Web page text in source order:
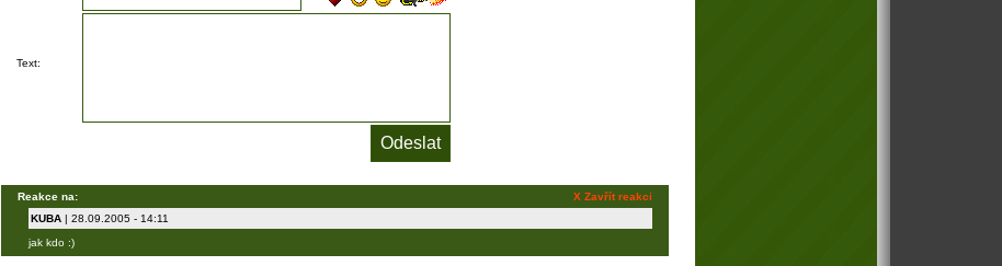
Text:
X Zavřít reakci
Reakce na:
KUBA| 28.09.2005 - 14:11
jak kdo :)